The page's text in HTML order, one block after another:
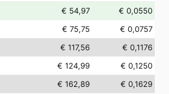
€ 54,97
€ 0,0550
€ 75,75
€ 0,0757
€ 117,56
€ 0,1176
€ 124,99
€ 0,1250
€ 162,89
€ 0,1629